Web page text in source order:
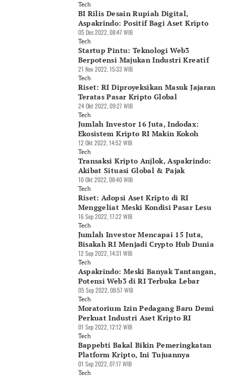
Tech
BI Rilis Desain Rupiah Digital,
Aspakrindo: Positif Bagi Aset Kripto
05 Des 2022, 08:47 WIB
Tech
Startup Pintu: Teknologi Web3
Berpotensi Majukan Industri Kreatif
21 Nov 2022, 15:33 WIB
Tech
Riset: RI Diproyeksikan Masuk Jajaran
Teratas Pasar Kripto Global
24 Okt 2022, 09:27 WIB
Tech
Jumlah Investor 16 Juta, Indodax:
Ekosistem Kripto RI Makin Kokoh
12 Okt 2022, 14:52 WIB
Tech
Transaksi Kripto Anjlok, Aspakrindo:
Akibat Situasi Global & Pajak
10 Okt 2022, 08:40 WIB
Tech
Riset: Adopsi Aset Kripto di RI
Menggeliat Meski Kondisi Pasar Lesu
16 Sep 2022, 17:22 WIB
Tech
Jumlah Investor Mencapai 15 Juta,
Bisakah RI Menjadi Crypto Hub Dunia
12 Sep 2022, 14:31 WIB
Tech
Aspakrindo: Meski Banyak Tantangan,
Potensi Web3 di RI Terbuka Lebar
05 Sep 2022, 08:57 WIB
Tech
Moratorium Izin Pedagang Baru Demi
Perkuat Industri Aset Kripto RI
01 Sep 2022, 12:12 WIB
Tech
Bappebti Bakal Bikin Pemeringkatan
Platform Kripto, Ini Tujuannya
01 Sep 2022, 07:17 WIB
Tech